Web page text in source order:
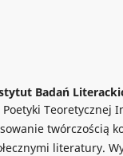
Badań
Teoretycznej
twórczością
literatury.